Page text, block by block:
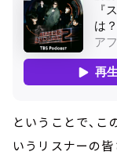
ということで、こ
いうリスナーの